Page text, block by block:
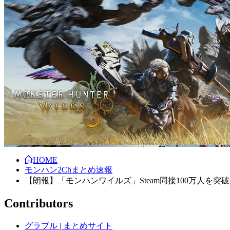
HOME
モンハン2Chまとめ速報
【朗報】「モンハンワイルズ」Steam同接100万人を突
Contributors
グラブル | まとめサイト